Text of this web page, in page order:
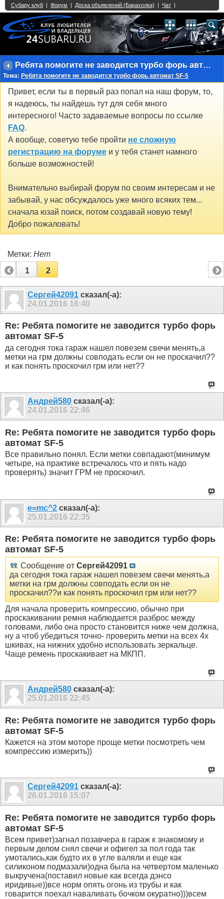
Ребята помогите не заводится турбо форь автомат SF-5
Тема: Ребята помогите не заводится турбо форь автомат SF-5
Привет, если ты в первый раз попал на наш форум, то,
я надеюсь, ты найдешь тут для себя много
интересного! Часто задаваемые вопросы по ссылке
FAQ.
А вообще, советую тебе пройти не сложную
регистрацию на форуме и у тебя станет намного
больше возможностей!
Внимательно выбирай форум по своим интересам и не
забывай, у нас обсуждалось уже много всяких тем...
сначала юзай поиск, потом создавай новую тему!
Добро пожаловать!
Метки: Нет
1
2
Сергей42091 сказал(-а):
24.01.2016 16:40
Re: Ребята помогите не заводится турбо форь
автомат SF-5
да сегодня тока гараж нашел повезем свечи менять,а
метки на грм должны совподать если он не проскачил??
и как понять проскочил грм или нет??
Андрей580 сказал(-а):
24.01.2016 22:46
Re: Ребята помогите не заводится турбо форь
автомат SF-5
Все правильно понял. Если метки совпадают(минимум
четыре, на практике встречалось что и пять надо
проверять) значит ГРМ не проскочил.
e=mc^2 сказал(-а):
25.01.2016 22:35
Re: Ребята помогите не заводится турбо форь
автомат SF-5
Сообщение от Сергей42091
да сегодня тока гараж нашел повезем свечи менять,а
метки на грм должны совподать если он не
проскачил??и как понять проскочил грм или нет??
Для начала проверить компрессию, обычно при
проскакивании ремня наблюдается разброс между
головами, либо она просто становится ниже чем должна,
ну а чтоб убедиться точно- проверить метки на всех 4х
шкивах, на нижних удобно использовать зеркальце.
Чаще ремень проскакивает на МКПП.
Андрей580 сказал(-а):
25.01.2016 22:45
Re: Ребята помогите не заводится турбо форь
автомат SF-5
Кажется на этом моторе проще метки посмотреть чем
компрессию измерить))
Сергей42091 сказал(-а):
26.01.2016 15:07
Re: Ребята помогите не заводится турбо форь
автомат SF-5
Всем привет)загнал позавчера в гараж к знакомому и
первым делом снял свечи и офигел за пол года так
умотались,как будто их в угле валяли и еще как
силиконом подмазали)одна была на четвертом маленько
выкручена(поставил новые как всегда дэнсо
иридивые))все норм опять огонь из трубы и как
говарится поехал наваливать бочком окуратно)))всем
Single Sign On provided byvBSSO
2 3 4 5 6 7 8 9 10 11 12 13 14 15 16 17 18 21 22 23 24 25 26
27 28 29 30 31 32 33 34 35 36 37 38 39 40 41 42 43